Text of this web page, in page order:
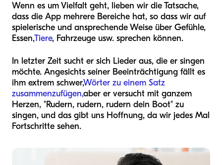
Wenn es um Vielfalt geht, lieben wir die Tatsache,
dass die App mehrere Bereiche hat, so dass wir auf
spielerische und ansprechende Weise über Gefühle,
Essen,Tiere, Fahrzeuge usw. sprechen können.
In letzter Zeit sucht er sich Lieder aus, die er singen
möchte. Angesichts seiner Beeinträchtigung fällt es
ihm extrem schwer,Wörter zu einem Satz
zusammenzufügen,aber er versucht mit ganzem
Herzen, "Rudern, rudern, rudern dein Boot" zu
singen, und das gibt uns Hoffnung, da wir jedes Mal
Fortschritte sehen.